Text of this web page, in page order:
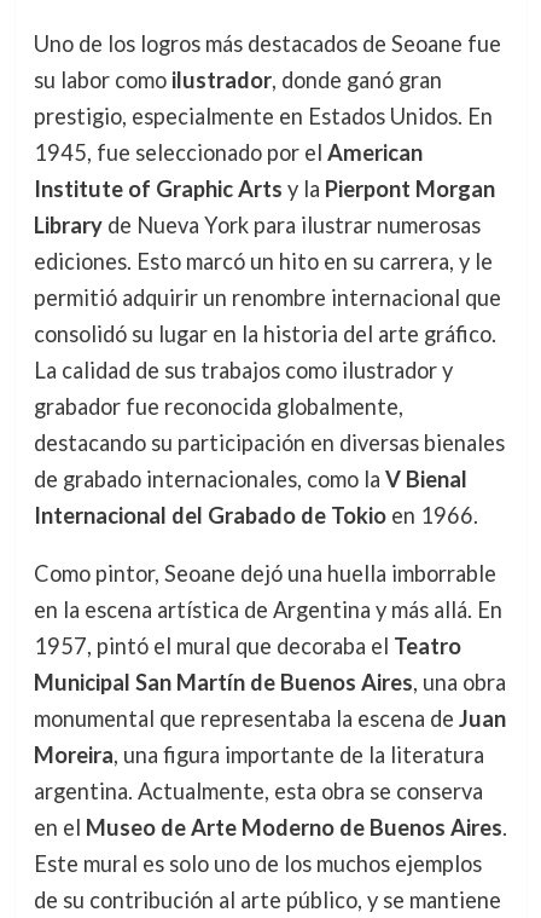
Uno de los logros más destacados de Seoane fue
su labor como ilustrador, donde ganó gran
prestigio, especialmente en Estados Unidos. En
1945, fue seleccionado por el American
Institute of Graphic Arts y la Pierpont Morgan
Libraryde Nueva York para ilustrar numerosas
ediciones. Esto marcó un hito en su carrera, y le
permitió adquirir un renombre internacional que
consolidó su lugar en la historia del arte gráfico.
La calidad de sus trabajos como ilustrador y
grabador fue reconocida globalmente,
destacando su participación en diversas bienales
de grabado internacionales, como la V Bienal
Internacional del Grabado de Tokioen 1966.
Como pintor, Seoane dejó una huella imborrable
en la escena artística de Argentina y más allá. En
1957, pintó el mural que decoraba el Teatro
Municipal San Martín de Buenos Aires, una obra
monumental que representaba la escena de Juan
Moreira, una figura importante de la literatura
argentina. Actualmente, esta obra se conserva
en el Museo de Arte Moderno de Buenos Aires.
Este mural es solo uno de los muchos ejemplos
de su contribución al arte público, y se mantiene